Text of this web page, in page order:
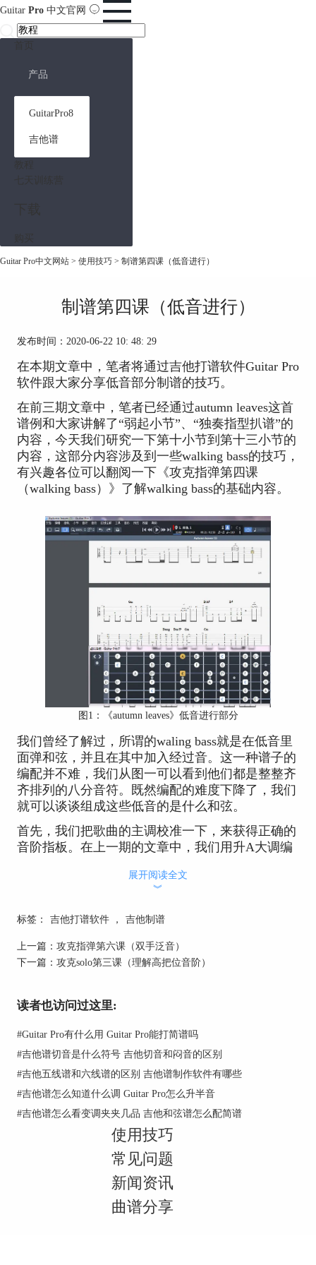
Guitar Pro 中文官网
产品
GuitarPro8
吉他谱
Guitar Pro中文网站 > 使用技巧 > 制谱第四课（低音进行）
制谱第四课（低音进行）
发布时间：2020-06-22 10: 48: 29
在本期文章中，笔者将通过吉他打谱软件Guitar Pro
软件跟大家分享低音部分制谱的技巧。
在前三期文章中，笔者已经通过autumn leaves这首
谱例和大家讲解了“弱起小节”、“独奏指型扒谱”的
内容，今天我们研究一下第十小节到第十三小节的
内容，这部分内容涉及到一些walking bass的技巧，
有兴趣各位可以翻阅一下《攻克指弹第四课
（walking bass）》了解walking bass的基础内容。
图1：《autumn leaves》低音进行部分
我们曾经了解过，所谓的waling bass就是在低音里
面弹和弦，并且在其中加入经过音。这一种谱子的
编配并不难，我们从图一可以看到他们都是整整齐
齐排列的八分音符。既然编配的难度下降了，我们
就可以谈谈组成这些低音的是什么和弦。
首先，我们把歌曲的主调校准一下，来获得正确的
音阶指板。在上一期的文章中，我们用升A大调编
图2：#A大调音阶
可是只要我们熟悉这首曲子的旋律就知道，这首曲
子很多音符都显得有点神秘或者温柔的意味。绝不
可能是大调里表现出的效果，那么我们可以尝试使
用调式音阶。这首曲子对应的则是C多利安
（Dorian）音阶。
不少入门者觉得这方面的内容有点晦涩，难以理
解，其实很简单。我们只需要在guitar pro7上找到
比#A高一个大二度的调，然后选择Dorian调式。
按照十二音平均律，比#A高一个大二度的是C。又
展开阅读全文
︾
标签： 吉他打谱软件 ， 吉他制谱
上一篇： 攻克指弹第六课（双手泛音）
下一篇： 攻克solo第三课（理解高把位音阶）
读者也访问过这里:
#Guitar Pro有什么用 Guitar Pro能打简谱吗
#吉他谱切音是什么符号 吉他切音和闷音的区别
#吉他五线谱和六线谱的区别 吉他谱制作软件有哪些
#吉他谱怎么知道什么调 Guitar Pro怎么升半音
#吉他谱怎么看变调夹夹几品 吉他和弦谱怎么配简谱
使用技巧
常见问题
新闻资讯
曲谱分享